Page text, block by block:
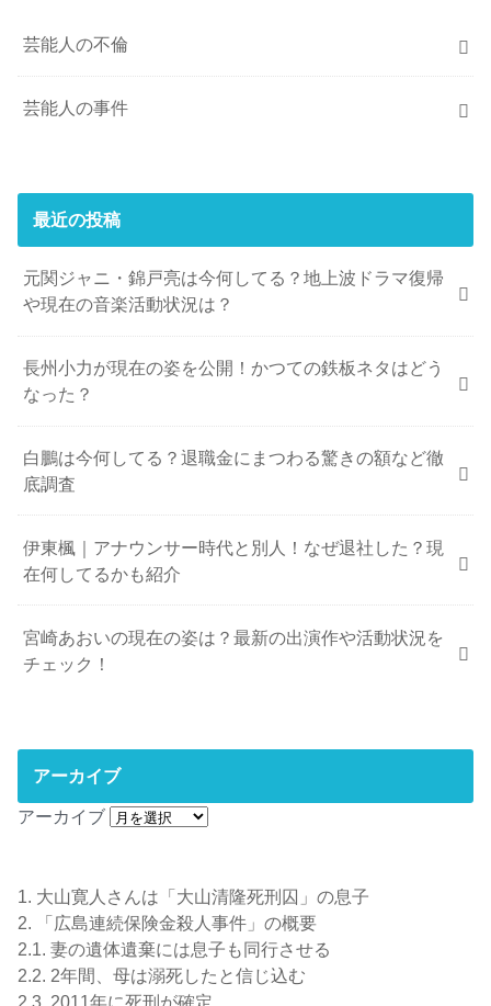
芸能人の不倫
芸能人の事件
最近の投稿
元関ジャニ・錦戸亮は今何してる？地上波ドラマ復帰
や現在の音楽活動状況は？
長州小力が現在の姿を公開！かつての鉄板ネタはどう
なった？
白鵬は今何してる？退職金にまつわる驚きの額など徹
底調査
伊東楓｜アナウンサー時代と別人！なぜ退社した？現
在何してるかも紹介
宮崎あおいの現在の姿は？最新の出演作や活動状況を
チェック！
アーカイブ
アーカイブ
1. 大山寛人さんは「大山清隆死刑囚」の息子
2. 「広島連続保険金殺人事件」の概要
2.1. 妻の遺体遺棄には息子も同行させる
2.2. 2年間、母は溺死したと信じ込む
2.3. 2011年に死刑が確定